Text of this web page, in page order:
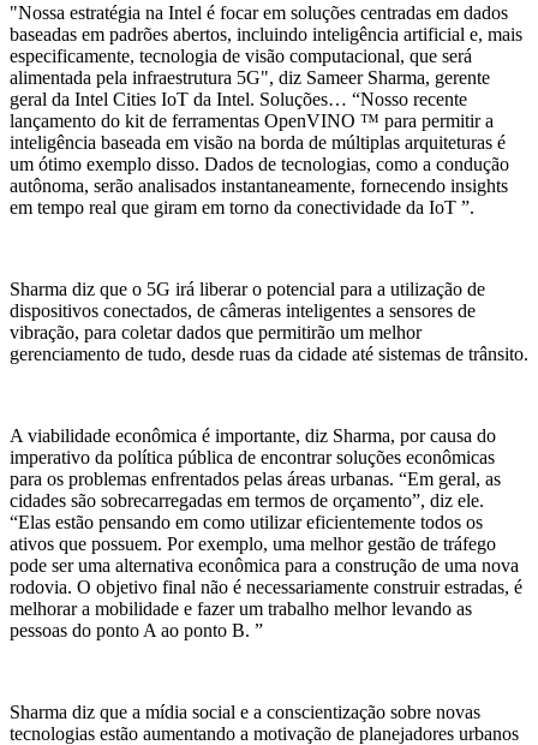
"Nossa estratégia na Intel é focar em soluções centradas em dados
baseadas em padrões abertos, incluindo inteligência artificial e, mais
especificamente, tecnologia de visão computacional, que será
alimentada pela infraestrutura 5G", diz Sameer Sharma, gerente
geral da Intel Cities IoT da Intel. Soluções… “Nosso recente
lançamento do kit de ferramentas OpenVINO ™ para permitir a
inteligência baseada em visão na borda de múltiplas arquiteturas é
um ótimo exemplo disso. Dados de tecnologias, como a condução
autônoma, serão analisados ​​instantaneamente, fornecendo insights
em tempo real que giram em torno da conectividade da IoT ”.
Sharma diz que o 5G irá liberar o potencial para a utilização de
dispositivos conectados, de câmeras inteligentes a sensores de
vibração, para coletar dados que permitirão um melhor
gerenciamento de tudo, desde ruas da cidade até sistemas de trânsito.
A viabilidade econômica é importante, diz Sharma, por causa do
imperativo da política pública de encontrar soluções econômicas
para os problemas enfrentados pelas áreas urbanas. “Em geral, as
cidades são sobrecarregadas em termos de orçamento”, diz ele.
“Elas estão pensando em como utilizar eficientemente todos os
ativos que possuem. Por exemplo, uma melhor gestão de tráfego
pode ser uma alternativa econômica para a construção de uma nova
rodovia. O objetivo final não é necessariamente construir estradas, é
melhorar a mobilidade e fazer um trabalho melhor levando as
pessoas do ponto A ao ponto B. ”
Sharma diz que a mídia social e a conscientização sobre novas
tecnologias estão aumentando a motivação de planejadores urbanos